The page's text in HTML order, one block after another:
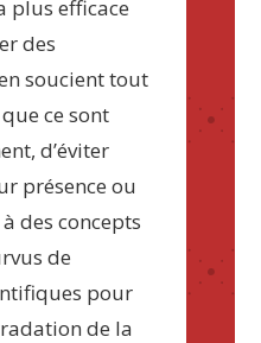
plus efficace
des
soucient tout
ce sont
d’éviter
présence ou
des concepts
de
pour
de la